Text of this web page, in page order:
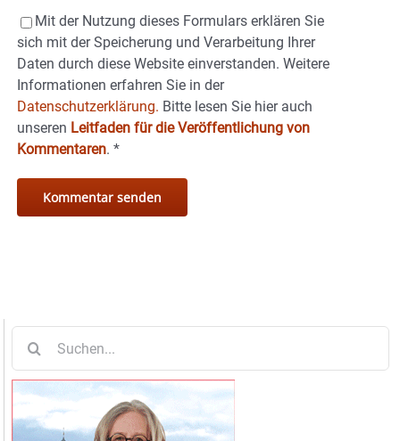
Mit der Nutzung dieses Formulars erklären Sie
sich mit der Speicherung und Verarbeitung Ihrer
Daten durch diese Website einverstanden. Weitere
Informationen erfahren Sie in der
Datenschutzerklärung. Bitte lesen Sie hier auch
unseren Leitfaden für die Veröffentlichung von
Kommentaren. *
nach: